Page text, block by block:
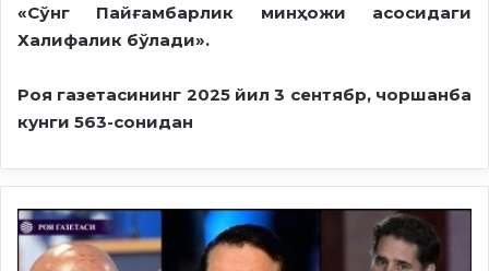
«Сўнг Пайғамбарлик минҳожи асосидаги
Халифалик бўлади».
Роя газетасининг 2025 йил 3 сентябр, чоршанба
кунги 563-сонидан
Сурия
ташқи
ишлар